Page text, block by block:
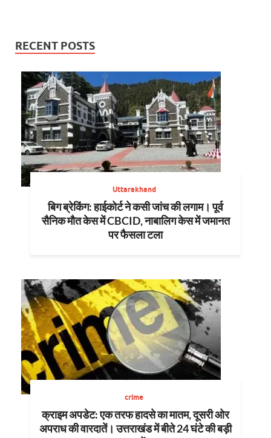
RECENT POSTS
Uttarakhand
बिग ब्रेकिंग: हाईकोर्ट ने कसी जांच की लगाम। पूर्व
सैनिक मौत केस में CBCID, नाबालिग केस में जमानत
पर फैसला टला
crime
क्राइम अपडेट: एक तरफ हादसे का मातम, दूसरी ओर
अपराध की वारदातें। उत्तराखंड में बीते 24 घंटे की बड़ी